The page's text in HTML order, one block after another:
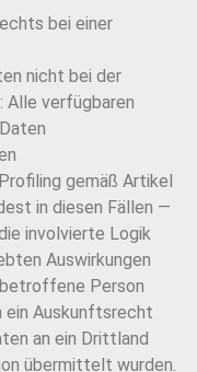
bei einer
nicht bei der
Alle verfügbaren
gemäß Artikel
in diesen Fällen —
involvierte Logik
Auswirkungen
Person
ein Auskunftsrecht
an ein Drittland
übermittelt wurden.